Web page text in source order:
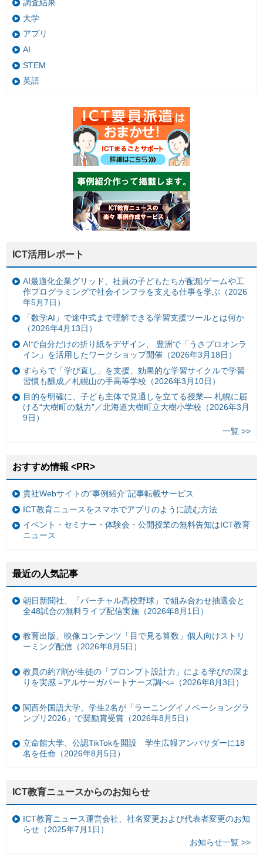
調査結果
大学
アプリ
AI
STEM
英語
ICT活用レポート
AI最適化企業グリッド、社員の子どもたちが配船ゲームや工
作プログラミングで社会インフラを支える仕事を学ぶ（2026
年5月7日）
「数学AI」で途中式まで理解できる学習支援ツールとは何か
（2026年4月13日）
AIで自分だけの折り紙をデザイン、 豊洲で「うさプロオンラ
イン」を活用したワークショップ開催（2026年3月18日）
すららで「学び直し」を支援、効果的な学習サイクルで学習
習慣も醸成／札幌山の手高等学校（2026年3月10日）
目的を明確に、子ども主体で見通しを立てる授業— 札幌に届
ける“大樹町の魅力”／北海道大樹町立大樹小学校（2026年3月
9日）
一覧 >>
おすすめ情報 <PR>
貴社Webサイトの“事例紹介”記事転載サービス
ICT教育ニュースをスマホでアプリのように読む方法
イベント・セミナー・体験会・公開授業の無料告知はICT教育
ニュース
最近の人気記事
朝日新聞社、「バーチャル高校野球」で組み合わせ抽選会と
全48試合の無料ライブ配信実施（2026年8月1日）
教育出版、映像コンテンツ「目で見る算数」個人向けストリ
ーミング配信（2026年8月5日）
教員の約7割が生徒の「プロンプト設計力」による学びの深ま
りを実感 =アルサーガパートナーズ調べ=（2026年8月3日）
関西外国語大学、学生2名が「ラーニングイノベーショングラ
ンプリ2026」で奨励賞受賞（2026年8月5日）
立命館大学、公認TikTokを開設 学生広報アンバサダーに18
名を任命（2026年8月5日）
ICT教育ニュースからのお知らせ
ICT教育ニュース運営会社、社名変更および代表者変更のお知
らせ（2025年7月1日）
お知らせ一覧 >>